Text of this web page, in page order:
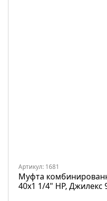
Артикул: 1681
Муфта
40х1 1/4" НР, Джилекс